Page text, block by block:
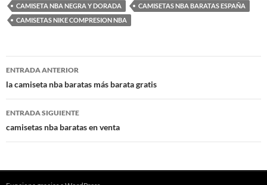
CAMISETA NBA NEGRA Y DORADA
CAMISETAS NBA BARATAS ESPAÑA
CAMISETAS NIKE COMPRESION NBA
Navegación
de
entradas
ENTRADA ANTERIOR
la camiseta nba baratas más barata gratis
ENTRADA SIGUIENTE
camisetas nba baratas en venta